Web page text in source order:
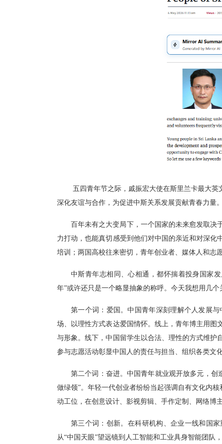
五四青年节之际，戚振宏大使在斯里兰卡最大
深化友谊与合作，为促进中斯关系发展贡献青春力量
百年未有之大变局下，一个国家的未来愈发取决
力打动，也能真切感受到他们对中国的亲近和对深
培训；两国高校往来密切，青年创业者、媒体人和志
中斯青年志相同、心相通，都怀揣着投身国家
年”或许还只是一个略显抽象的称呼。今天我想用几
第一个词：爱国。中国青年深刻理解个人发展
场、以理性方式表达爱国情怀。线上，青年博主用
与形象。线下，中国留学生以合法、理性的方式维
参与志愿活动彰显中国人的责任与担当、组织各类文
第二个词：奋进。中国青年就业观开放多元， 创
做绿领”。年轻一代创业者纷纷当起强调自有文化内
动工位，在创意设计、影视剪辑、手作定制、网络博
第三个词：创新。 在科研机构、企业一线和国
从“中国天眼”望远镜到人工智能和工业具身智能团队